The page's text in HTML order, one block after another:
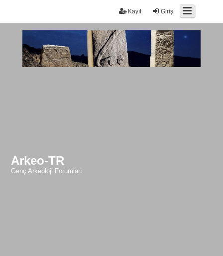
Giriş
Kayıt
Arkeo-TR
Genç Arkeoloji Forumları